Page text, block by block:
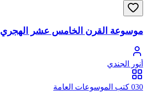
موسوعة القرن الخامس عشر الهجري
أنور الجندي
030 كتب الموسوعات العامة